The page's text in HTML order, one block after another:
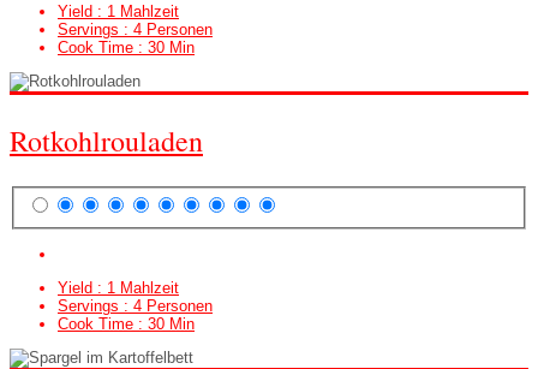
Yield : 1 Mahlzeit
Servings : 4 Personen
Cook Time : 30 Min
Rotkohlrouladen
Yield : 1 Mahlzeit
Servings : 4 Personen
Cook Time : 30 Min